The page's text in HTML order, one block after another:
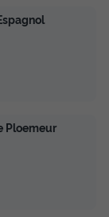
home |
Ploemeur